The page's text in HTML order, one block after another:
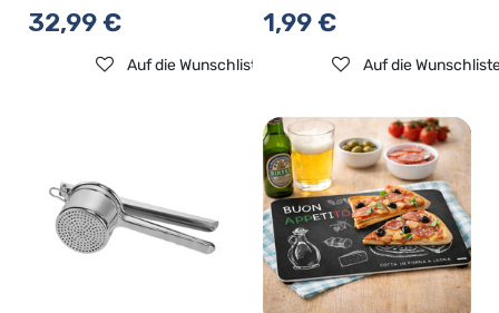
32,99€
Auf die Wunschliste
1,99€
Auf die